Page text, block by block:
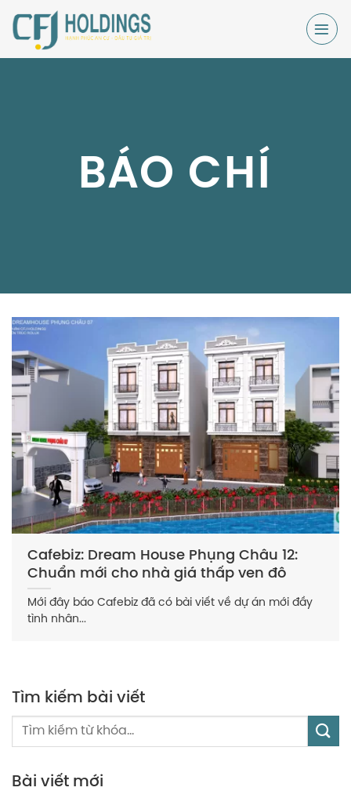
content
BÁO CHÍ
Cafebiz: Dream House Phụng Châu 12:
Chuẩn mới cho nhà giá thấp ven đô
Mới đây báo Cafebiz đã có bài viết về dự án mới đầy
tình nhân...
Tìm kiếm bài viết
Bài viết mới